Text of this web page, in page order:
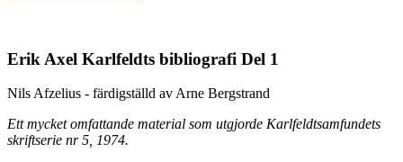
Erik Axel Karlfeldts bibliografi Del 1
Nils Afzelius - färdigställd av Arne Bergstrand
Ett mycket omfattande material som utgjorde Karlfeldtsamfundets
skriftserie nr 5, 1974.